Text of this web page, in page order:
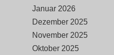
Januar 2026
Dezember 2025
November 2025
Oktober 2025